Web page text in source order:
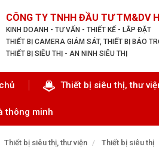
CÔNG TY TNHH ĐẦU TƯ TM&DV
KINH DOANH - TƯ VẤN - THIẾT KẾ - LẮP ĐẶT
THIẾT BỊ CAMERA GIÁM SÁT, THIẾT BỊ BÁO
THIẾT BỊ SIÊU THỊ - AN NINH SIÊU THỊ
Thiết bị siêu thị, thư
thông minh
Thiết bị siêu thị, thư viện Thiết bị siêu thị
mục